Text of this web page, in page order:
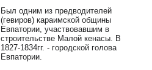
Был одним из предводителей
(гевиров) караимской общины
Евпатории, участвовавшим в
строительстве Малой кенасы. В
1827-1834гг. - городской голова
Евпатории.